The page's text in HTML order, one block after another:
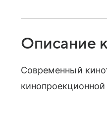
Описание
Современный